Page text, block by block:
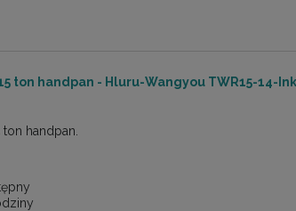
ton handpan - Hluru-Wangyou TWR15-14-
ton handpan.